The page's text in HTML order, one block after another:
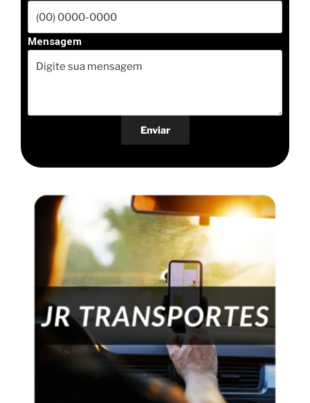
Mensagem